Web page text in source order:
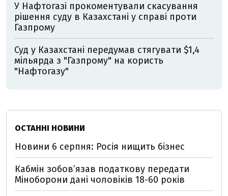
У Нафтогазі прокоментували скасування
рішення суду в Казахстані у справі проти
Газпрому
Суд у Казахстані передумав стягувати $1,4
мільярда з "Газпрому" на користь
"Нафтогазу"
ОСТАННІ НОВИНИ
Новини 6 серпня: Росія нищить бізнес
Кабмін зобовʼязав податкову передати
Міноборони дані чоловіків 18-60 років